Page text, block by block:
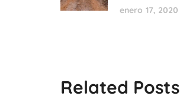
enero 17, 2020
Related Posts